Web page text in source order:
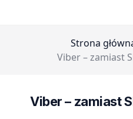
Strona
Viber – zamiast
Viber – zamiast